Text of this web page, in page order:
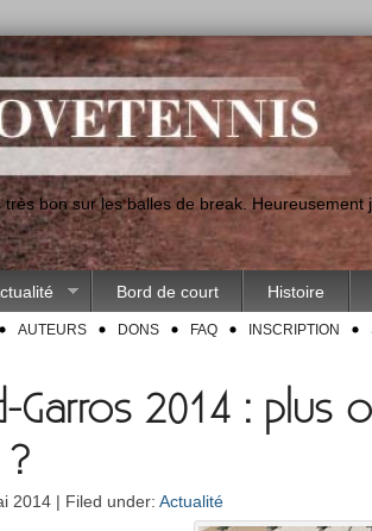
très bon sur les balles de break.
Bord de court Histoire
AUTEURS DONS FAQ INSCRIPTION
Garros 2014 : plus
2014 | Filed under: Actualité